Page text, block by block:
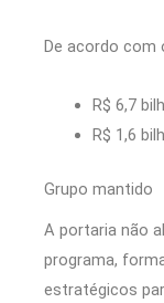
De acordo com
R$ 6,7
R$ 1,6
Grupo mantido
A portaria não
programa,
estratégicos